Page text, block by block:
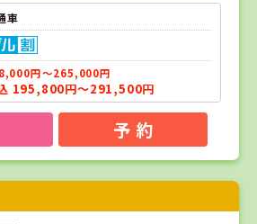
車
円～265,000円
195,800円～291,500円
予 約